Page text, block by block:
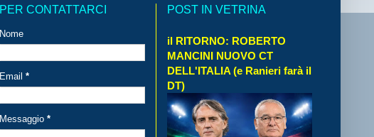
PER CONTATTARCI
Nome
Email *
Messaggio *
POST IN VETRINA
il RITORNO: ROBERTO
MANCINI NUOVO CT
DELL'ITALIA (e Ranieri farà il
DT)